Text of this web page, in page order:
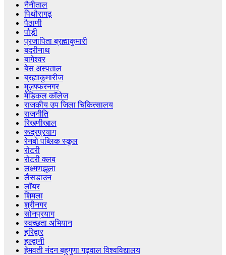
नैनीताल
पिथौरागढ़
पैठाणी
पौड़ी
प्रजापिता ब्रह्माकुमारी
बदरीनाथ
बागेश्वर
बेस अस्पताल
ब्रह्माकुमारीज
मुज़फ्फरनगर
मेडिकल कॉलेज
राजकीय उप जिला चिकित्सालय
राजनीति
रिखणीखाल
रूद्रप्रयाग
रेनबो पब्लिक स्कूल
रोटरी
रोटरी क्लब
लक्ष्मणझूला
लैंसडाउन
लॉयर
शिमला
श्रीनगर
सोनप्रयाग
स्वच्छता अभियान
हरिद्वार
हल्द्वानी
हेमवती नंदन बहुगुणा गढ़वाल विश्वविद्यालय